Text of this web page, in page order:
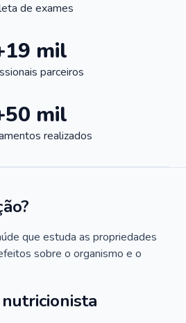
de exames
mil
parceiros
mil
realizados
que estuda as propriedades
sobre o organismo e o